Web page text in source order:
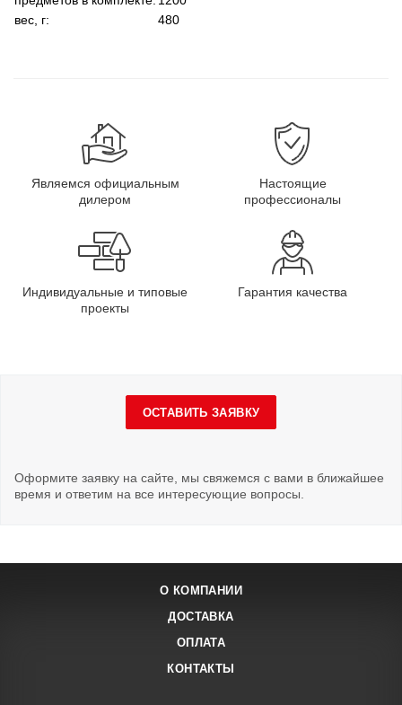
вес, г:
480
Являемся официальным
дилером
Настоящие
профессионалы
Индивидуальные и типовые
проекты
Гарантия качества
ОСТАВИТЬ ЗАЯВКУ
Оформите заявку на сайте, мы свяжемся с вами в ближайшее
время и ответим на все интересующие вопросы.
О КОМПАНИИ
ДОСТАВКА
ОПЛАТА
КОНТАКТЫ